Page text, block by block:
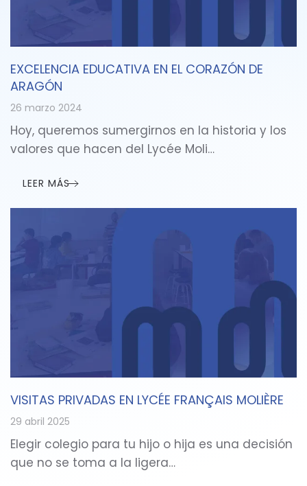
EXCELENCIA EDUCATIVA EN EL CORAZÓN DE
ARAGÓN
26 marzo 2024
Hoy, queremos sumergirnos en la historia y los
valores que hacen del Lycée Moli…
LEER MÁS
VISITAS PRIVADAS EN LYCÉE FRANÇAIS MOLIÈRE
29 abril 2025
Elegir colegio para tu hijo o hija es una decisión
que no se toma a la ligera…